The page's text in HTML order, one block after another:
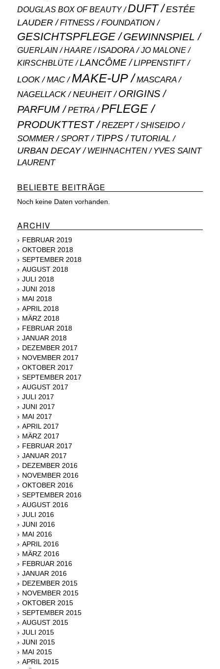
DOUGLAS BOX OF BEAUTY DUFT
ESTÉE
LAUDER
FITNESS FOUNDATION
GESICHTSPFLEGE GEWINNSPIEL
GUERLAIN HAARE ISADORA JO MALONE
KIRSCHBLÜTE LANCÔME LIPPENSTIFT
LOOK MAC MAKE-UP MASCARA
NAGELLACK NEUHEIT ORIGINS
PARFUM PETRA PFLEGE
PRODUKTTEST REZEPT SHISEIDO
SOMMER SPORT TIPPS TUTORIAL
URBAN DECAY WEIHNACHTEN
YVES SAINT
LAURENT
BELIEBTE BEITRÄGE
Noch keine Daten vorhanden.
ARCHIV
FEBRUAR 2019
OKTOBER 2018
SEPTEMBER 2018
AUGUST 2018
JULI 2018
JUNI 2018
MAI 2018
APRIL 2018
MÄRZ 2018
FEBRUAR 2018
JANUAR 2018
DEZEMBER 2017
NOVEMBER 2017
OKTOBER 2017
SEPTEMBER 2017
AUGUST 2017
JULI 2017
JUNI 2017
MAI 2017
APRIL 2017
MÄRZ 2017
FEBRUAR 2017
JANUAR 2017
DEZEMBER 2016
NOVEMBER 2016
OKTOBER 2016
SEPTEMBER 2016
AUGUST 2016
JULI 2016
JUNI 2016
MAI 2016
APRIL 2016
MÄRZ 2016
FEBRUAR 2016
JANUAR 2016
DEZEMBER 2015
NOVEMBER 2015
OKTOBER 2015
SEPTEMBER 2015
AUGUST 2015
JULI 2015
JUNI 2015
MAI 2015
APRIL 2015